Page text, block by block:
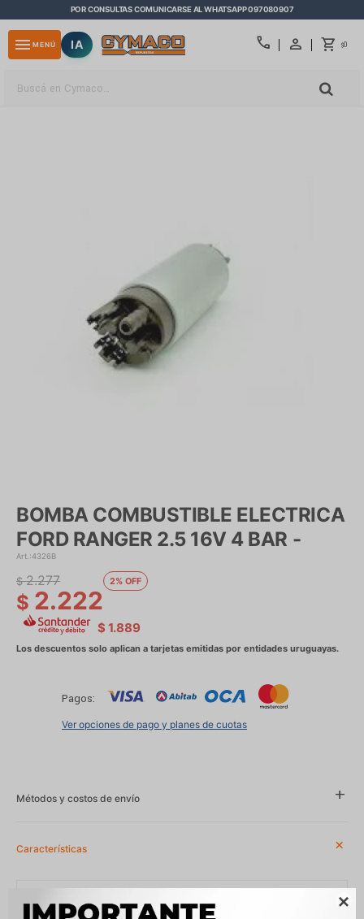

POR CONSULTAS COMUNICARSE AL WHATSAPP 097080907
call $0
menu MENÚ IA
BOMBA COMBUSTIBLE ELECTRICA
FORD RANGER 2.5 16V 4 BAR -
4326B
$ 2.222
$ 2.277 2
$ 1.889
Pagos:
Ver opciones de pago y planes de cuotas
Métodos y costos de envío
Características
close